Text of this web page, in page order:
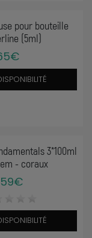
pour bouteille
(5ml)
3*100ml
- coraux